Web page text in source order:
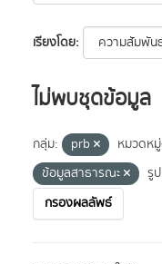
เรียงโดย
ไม่พบชุดข้อมูล
กลุ่ม: prb
หมวดห
ข้อมูลสาธารณะ
รู
กรองผลลัพธ์